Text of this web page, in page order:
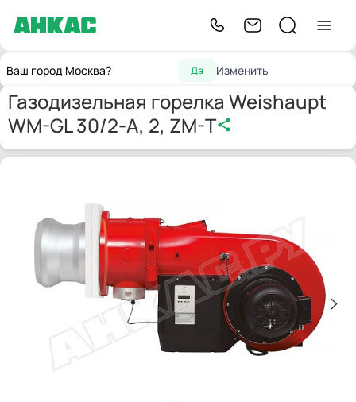
Ваш город Москва? Да Изменить
Главнаяотопления
GL 30/2-A, 2, ZM-T
Газодизельная горелка Weishaupt
WM-GL 30/2-A, 2, ZM-T